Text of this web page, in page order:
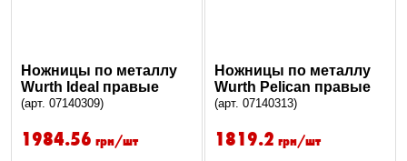
Ножницы по металлу
Wurth Ideal правые
(арт. 07140309)
1984.56 грн/шт
Ножницы по металлу
Wurth Pelican правые
(арт. 07140313)
1819.2 грн/шт